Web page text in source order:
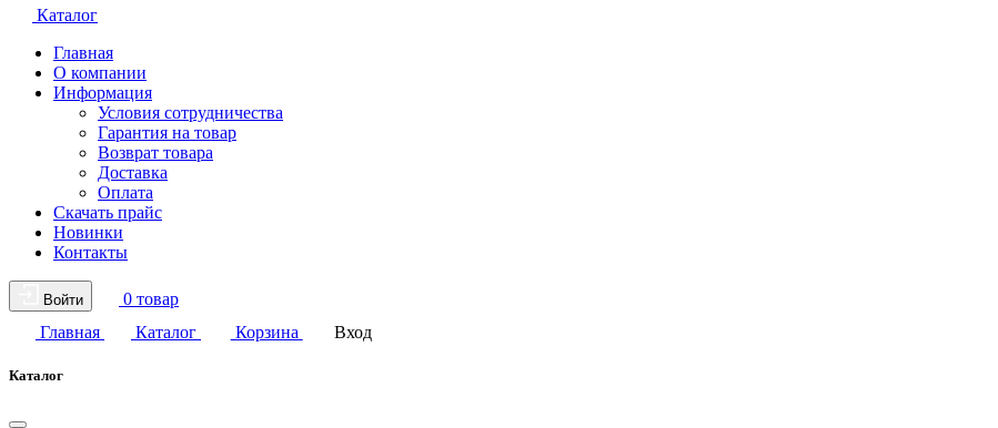
Каталог
Главная
О компании
Информация
Условия сотрудничества
Гарантия на товар
Возврат товара
Доставка
Оплата
Скачать прайс
Новинки
Контакты
Войти
0 товар
Главная
Каталог Корзина Вход
Каталог